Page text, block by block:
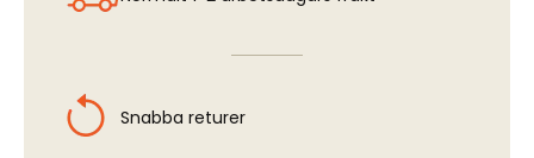
Snabba returer